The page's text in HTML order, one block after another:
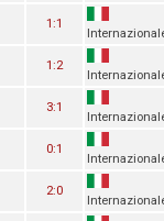
1:1
1:2
3:1
0:1
2:0